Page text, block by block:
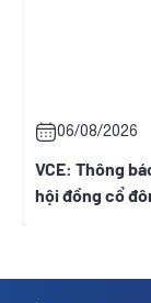
06/08/2026
VCE: Thông
hội đồng cổ